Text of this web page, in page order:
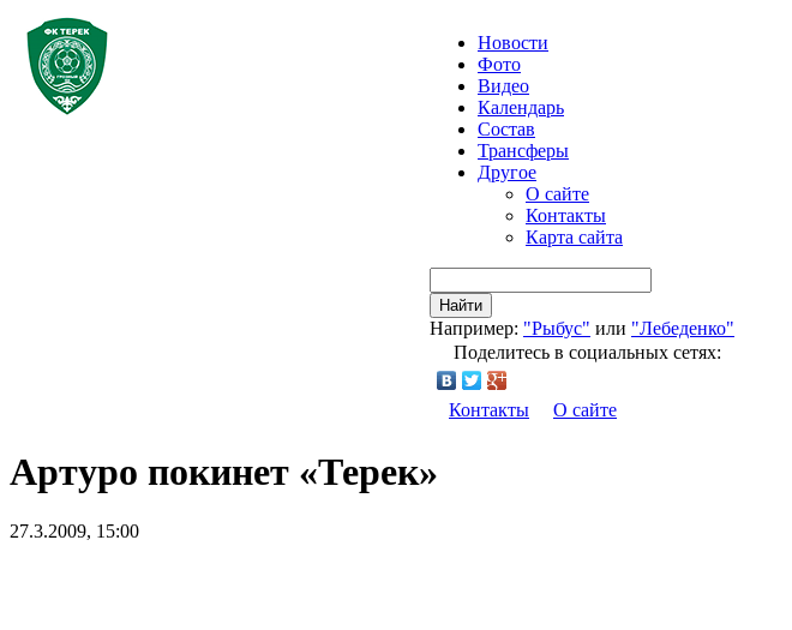
Новости
Фото
Видео
Календарь
Состав
Трансферы
Другое
О сайте
Контакты
Карта сайта
Найти
Например: "Рыбус" или "Лебеденко"
Поделитесь в социальных сетях:
Контакты О сайте
Артуро покинет «Терек»
27.3.2009, 15:00